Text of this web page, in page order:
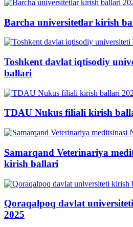
Barcha universitetlar kirish
Toshkent davlat iqtisodiy
ballari
TDAU Nukus filiali kirish
Samarqand Veterinariya
kirish ballari
Qoraqalpoq davlat
2025